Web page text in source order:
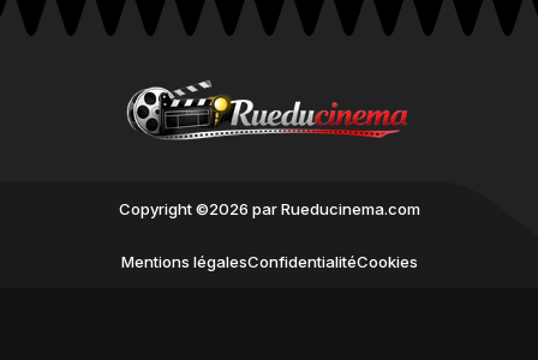
Copyright ©2026 par Rueducinema.com
Mentions légalesConfidentialitéCookies